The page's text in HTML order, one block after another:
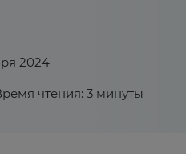
2024
чтения: 3 минуты